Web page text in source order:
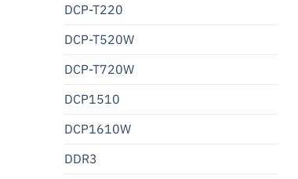
DCP-T220
DCP-T520W
DCP-T720W
DCP1510
DCP1610W
DDR3